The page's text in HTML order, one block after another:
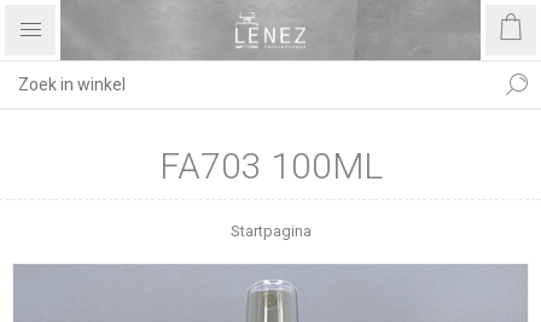
FA703 100ML
Startpagina